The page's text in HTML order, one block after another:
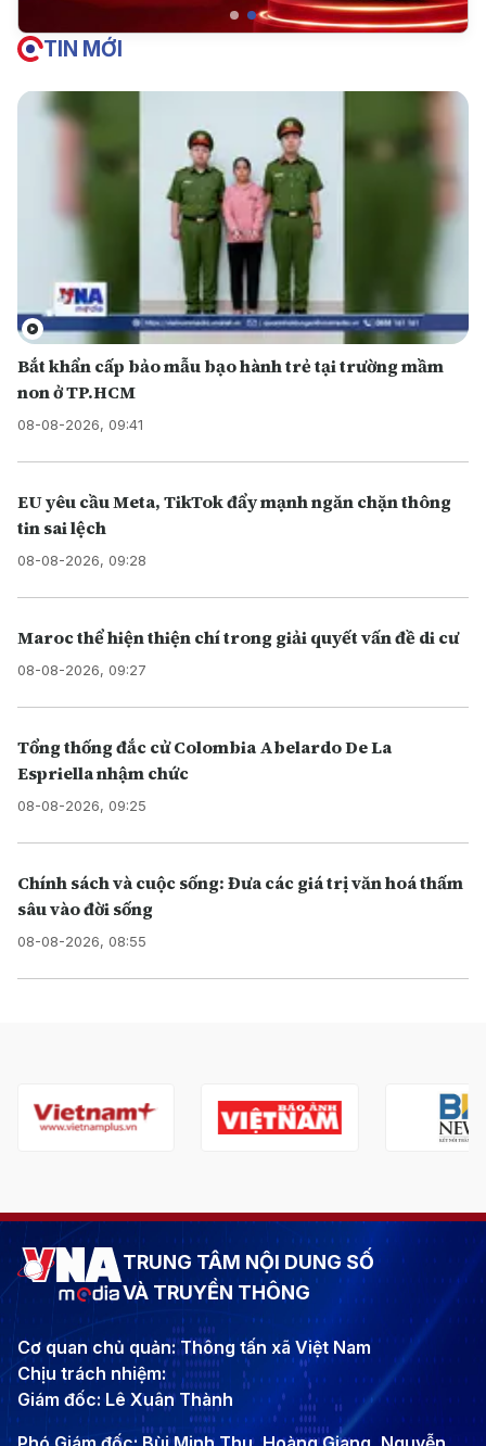
TIN MỚI
Bắt khẩn cấp bảo mẫu bạo hành trẻ tại trường mầm
non ở TP.HCM
08-08-2026, 09:41
EU yêu cầu Meta, TikTok đẩy mạnh ngăn chặn thông
tin sai lệch
08-08-2026, 09:28
Maroc thể hiện thiện chí trong giải quyết vấn đề di cư
08-08-2026, 09:27
Tổng thống đắc cử Colombia Abelardo De La
Espriella nhậm chức
08-08-2026, 09:25
Chính sách và cuộc sống: Đưa các giá trị văn hoá thấm
sâu vào đời sống
08-08-2026, 08:55
TRUNG TÂM NỘI DUNG SỐ
VÀ TRUYỀN THÔNG
Cơ quan chủ quản: Thông tấn xã Việt Nam
Chịu trách nhiệm:
Giám đốc: Lê Xuân Thành